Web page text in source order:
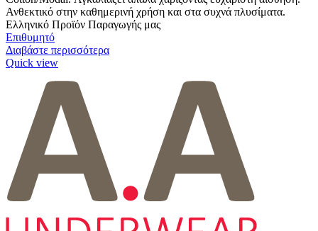
Ανθεκτικό στην καθημερινή χρήση και στα συχνά πλυσίματα.
Ελληνικό Προϊόν Παραγωγής μας
Επιθυμητό
Διαβάστε περισσότερα
Quick view